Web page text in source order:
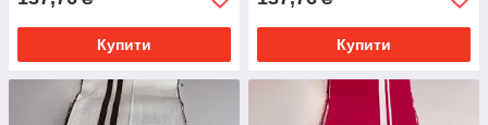
Купити Купити